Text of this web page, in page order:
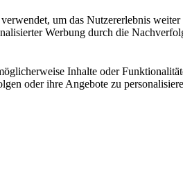
um das Nutzererlebnis
Werbung durch die
Inhalte oder
oder ihre Angebote zu